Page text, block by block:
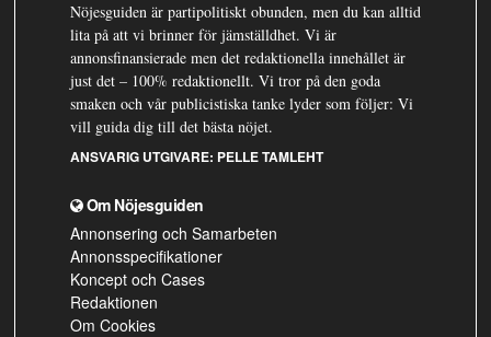
Nöjesguiden är partipolitiskt obunden, men du kan alltid
lita på att vi brinner för jämställdhet. Vi är
annonsfinansierade men det redaktionella innehållet är
just det – 100% redaktionellt. Vi tror på den goda
smaken och vår publicistiska tanke lyder som följer: Vi
vill guida dig till det bästa nöjet.
ANSVARIG UTGIVARE: PELLE TAMLEHT
Om Nöjesguiden
Annonsering och Samarbeten
Annonsspecifikationer
Koncept och Cases
Redaktionen
Om Cookies